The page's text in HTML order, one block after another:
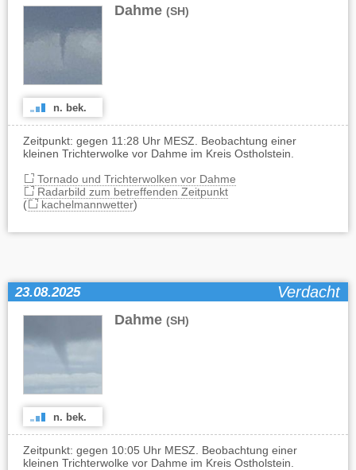
Dahme (SH)
n. bek.
Zeitpunkt: gegen 11:28 Uhr MESZ. Beobachtung einer
kleinen Trichterwolke vor Dahme im Kreis Ostholstein.
Tornado und Trichterwolken vor Dahme
Radarbild zum betreffenden Zeitpunkt
(
kachelmannwetter)
23.08.2025 Verdacht
Dahme (SH)
n. bek.
Zeitpunkt: gegen 10:05 Uhr MESZ. Beobachtung einer
kleinen Trichterwolke vor Dahme im Kreis Ostholstein.